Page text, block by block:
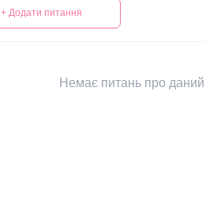
+ Додати питання
Немає питань про